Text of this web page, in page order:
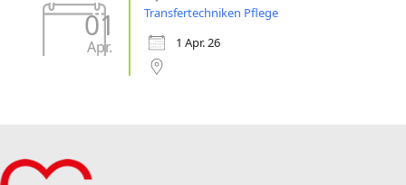
01
Apr.
Transfertechniken Pflege
1 Apr. 26